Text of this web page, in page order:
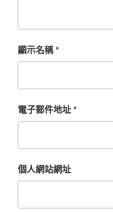
顯示名稱*
電子郵件地址*
個人網站網址